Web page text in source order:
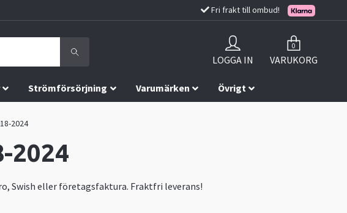
Fri frakt till ombud!
LOGGA IN
0
VARUKORG
Strömförsörjning Varumärken Övrigt
2024
2024
Swish eller företagsfaktura. Fraktfri leverans!